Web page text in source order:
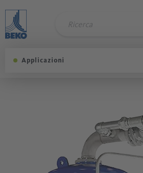
Applicazioni